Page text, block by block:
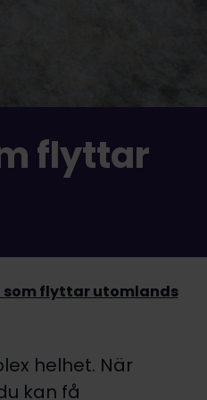
som flyttar utomlands
flyttar
helhet. När
kan få